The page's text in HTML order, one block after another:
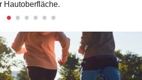
Hautoberfläche.